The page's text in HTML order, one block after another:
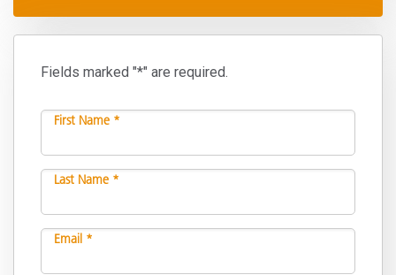
Fields marked "*" are required.
First Name *
Last Name *
Email *